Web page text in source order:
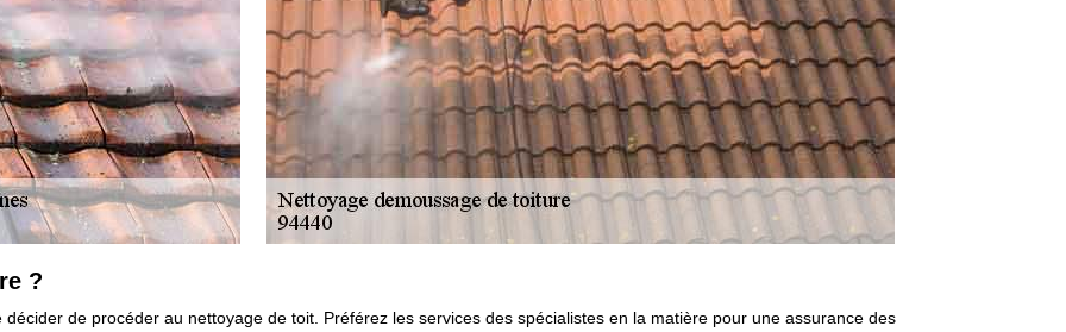
?
de procéder au nettoyage de toit. Préférez les services des spécialistes en la matière pour une assurance des